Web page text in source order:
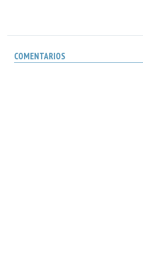
COMENTARIOS